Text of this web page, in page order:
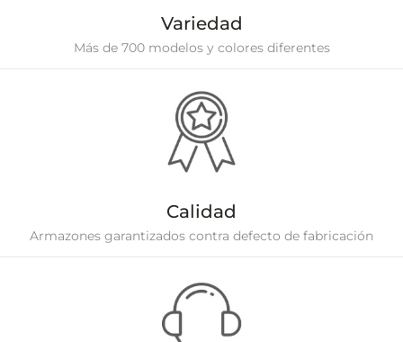
Variedad
Más de 700 modelos y colores diferentes
Calidad
Armazones garantizados contra defecto de fabricación